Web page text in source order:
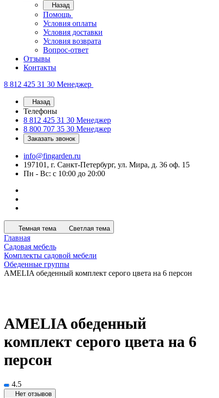
Назад
Помощь
Условия оплаты
Условия доставки
Условия возврата
Вопрос-ответ
Отзывы
Контакты
8 812 425 31 30 Менеджер
Назад
Телефоны
8 812 425 31 30 Менеджер
8 800 707 35 30 Менеджер
Заказать звонок
info@fingarden.ru
197101, г. Санкт-Петербург, ул. Мира, д. 36 оф. 15
Пн - Вс: с 10:00 до 20:00
Темная тема Светлая тема
Главная
Садовая мебель
Комплекты садовой мебели
Обеденные группы
AMELIA обеденный комплект серого цвета на 6 персон
AMELIA обеденный
комплект серого цвета на 6
персон
4.5
Нет отзывов